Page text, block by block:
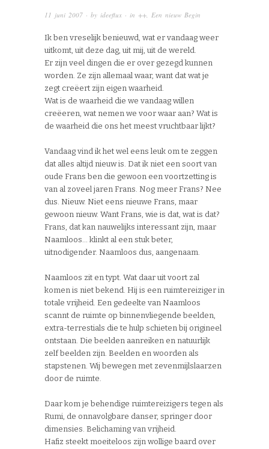
11 juni 2007 · by ideeflux · in ++ Een nieuw Begin
Ik ben vreselijk benieuwd, wat er vandaag weer
uitkomt, uit deze dag, uit mij, uit de wereld.
Er zijn veel dingen die er over gezegd kunnen
worden. Ze zijn allemaal waar, want dat wat je
zegt creëert zijn eigen waarheid.
Wat is de waarheid die we vandaag willen
creëeren, wat nemen we voor waar aan? Wat is
de waarheid die ons het meest vruchtbaar lijkt?
Vandaag vind ik het wel eens leuk om te zeggen
dat alles altijd nieuw is. Dat ik niet een soort van
oude Frans ben die gewoon een voortzetting is
van al zoveel jaren Frans. Nog meer Frans? Nee
dus. Nieuw. Niet eens nieuwe Frans, maar
gewoon nieuw. Want Frans, wie is dat, wat is dat?
Frans, dat kan nauwelijks interessant zijn, maar
Naamloos… klinkt al een stuk beter,
uitnodigender. Naamloos dus, aangenaam.
Naamloos zit en typt. Wat daar uit voort zal
komen is niet bekend. Hij is een ruimtereiziger in
totale vrijheid. Een gedeelte van Naamloos
scannt de ruimte op binnenvliegende beelden,
extra-terrestials die te hulp schieten bij origineel
ontstaan. Die beelden aanreiken en natuurlijk
zelf beelden zijn. Beelden en woorden als
stapstenen. Wij bewegen met zevenmijlslaarzen
door de ruimte.
Daar kom je behendige ruimtereizigers tegen als
Rumi, de onnavolgbare danser, springer door
dimensies. Belichaming van vrijheid.
Hafiz steekt moeiteloos zijn wollige baard over